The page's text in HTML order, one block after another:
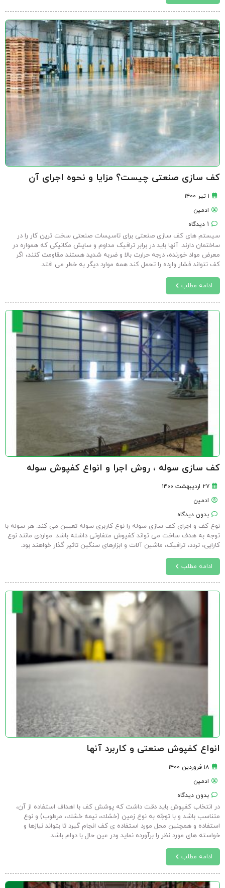
کف سازی صنعتی چیست؟ مزایا و نحوه اجرای آن
۱ تیر ۱۴۰۰
ادمین
1 دیدگاه
سیستم های کف سازی صنعتی برای تاسیسات صنعتی سخت ترین کار را در
ساختمان دارند. آنها باید در برابر ترافیک مداوم و سایش مکانیکی که همواره در
معرض مواد خورنده، درجه حرارت بالا و ضربه شدید هستند مقاومت کنند، اگر
کف نتواند فشار وارده را تحمل کند همه موارد دیگر به خطر می افتد.
ادامه مطلب
کف سازی سوله ، روش اجرا و انواع کفپوش سوله
۲۷ اردیبهشت ۱۴۰۰
ادمین
بدون دیدگاه
نوع کف و اجرای کف سازی سوله را نوع کاربری سوله تعیین می کند. هر سوله با
توجه به هدف ساخت می تواند کفپوش متفاوتی داشته باشد. مواردی مانند نوع
کارایی، تردد، ترافیک، ماشین آلات و ابزارهای سنگین تاثیر گذار خواهند بود.
ادامه مطلب
انواع کفپوش صنعتی و کاربرد آنها
۱۸ فروردین ۱۴۰۰
ادمین
بدون دیدگاه
در انتخاب کفپوش باید دقت داشت که پوشش كف با اهداف استفاده از آن،
متناسب باشد و با توجّه به نوع زمين (خشك، نيمه خشك، مرطوب) و نوع
استفاده و همچنين محل مورد استفاده ى كف انجام گيرد تا بتواند نيازها و
خواسته هاى مورد نظر را برآورده نماید ودر عين حال با دوام باشد.
ادامه مطلب